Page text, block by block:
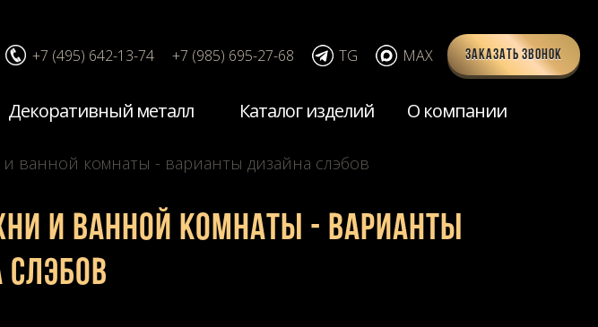
Заказать звонок
+7 (495) 642-13-74 +7 (985) 695-27-68 TG MAX
Декоративный металл Каталог изделий О компании
ванной комнаты - варианты дизайна слэбов
и ванной комнаты - варианты